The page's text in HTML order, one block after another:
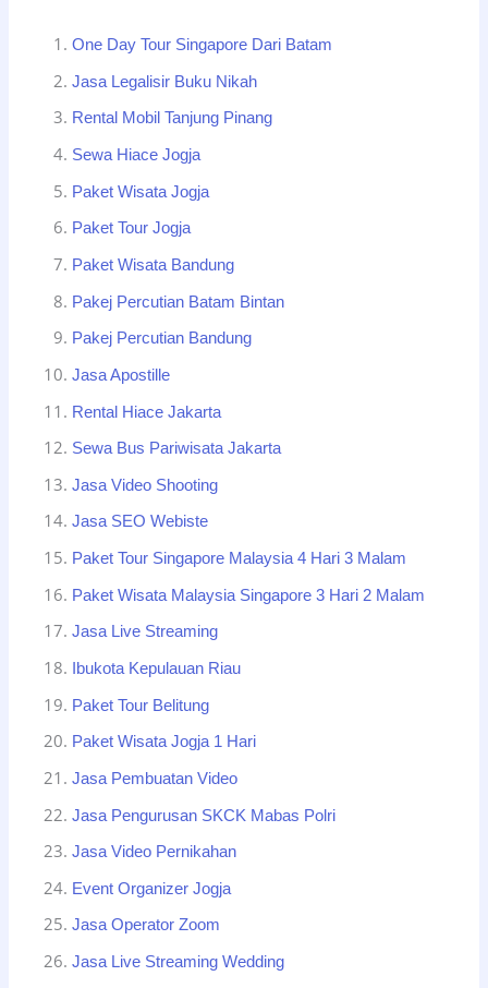
One Day Tour Singapore Dari Batam
Jasa Legalisir Buku Nikah
Rental Mobil Tanjung Pinang
Sewa Hiace Jogja
Paket Wisata Jogja
Paket Tour Jogja
Paket Wisata Bandung
Pakej Percutian Batam Bintan
Pakej Percutian Bandung
Jasa Apostille
Rental Hiace Jakarta
Sewa Bus Pariwisata Jakarta
Jasa Video Shooting
Jasa SEO Webiste
Paket Tour Singapore Malaysia 4 Hari 3 Malam
Paket Wisata Malaysia Singapore 3 Hari 2 Malam
Jasa Live Streaming
Ibukota Kepulauan Riau
Paket Tour Belitung
Paket Wisata Jogja 1 Hari
Jasa Pembuatan Video
Jasa Pengurusan SKCK Mabas Polri
Jasa Video Pernikahan
Event Organizer Jogja
Jasa Operator Zoom
Jasa Live Streaming Wedding